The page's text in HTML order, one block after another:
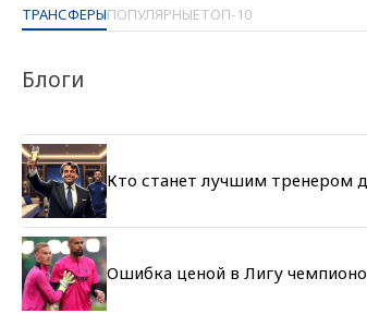
ТРАНСФЕРЫПОПУЛЯРНЫЕТОП-10
Блоги
Кто станет лучшим тренером
Ошибка ценой в Лигу